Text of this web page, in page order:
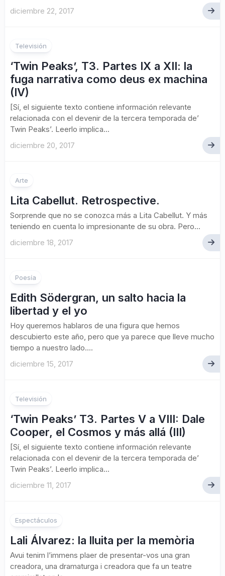
diciembre 22, 2017
Televisión
‘Twin Peaks’, T3. Partes IX a XII: la
fuga narrativa como deus ex machina
(IV)
[Sí, el siguiente texto contiene información relevante
relacionada con el devenir de la tercera temporada de’
Twin Peaks’. Leerlo implica...
diciembre 20, 2017
Arte
Lita Cabellut. Retrospective.
Sorprende que no se conozca más a Lita Cabellut. Y más
teniendo en cuenta lo impresionante de su obra. Pero...
diciembre 18, 2017
Poesía
Edith Södergran, un salto hacia la
libertad y el yo
Hoy queremos hablaros de una figura que hemos
descubierto este año, pero que ya parece que lleve mucho
tiempo a nuestro lado....
diciembre 15, 2017
Televisión
‘Twin Peaks’ T3. Partes V a VIII: Dale
Cooper, el Cosmos y más allá (III)
[Sí, el siguiente texto contiene información relevante
relacionada con el devenir de la tercera temporada de’
Twin Peaks’. Leerlo implica...
diciembre 11, 2017
Espectáculos
Lali Álvarez: la lluita per la memòria
Avui tenim l’immens plaer de presentar-vos una gran
creadora, una dramaturga i creadora que fa un teatre